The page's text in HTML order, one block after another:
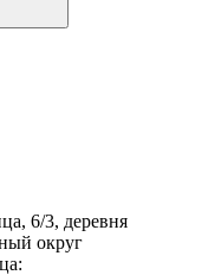
6/3, деревня
округ